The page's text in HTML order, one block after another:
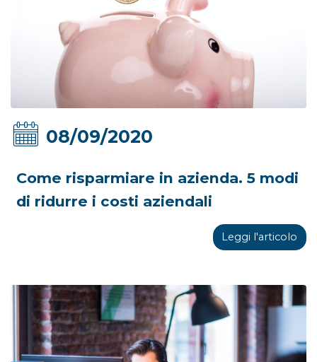
08/09/2020
Come risparmiare in azienda. 5 modi
di ridurre i costi aziendali
Leggi l'articolo